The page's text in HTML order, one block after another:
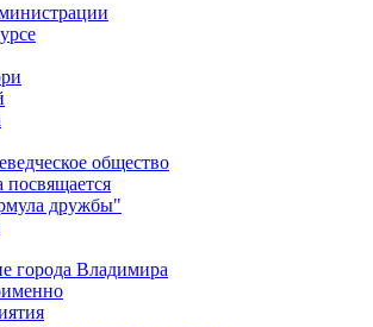
общество
посвящается
дружбы"
города Владимира